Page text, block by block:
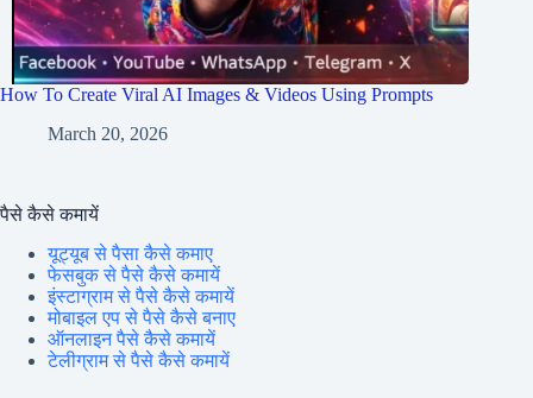
How To Create Viral AI Images & Videos Using Prompts
March 20, 2026
पैसे कैसे कमायें
यूट्यूब से पैसा कैसे कमाए
फेसबुक से पैसे कैसे कमायें
इंस्टाग्राम से पैसे कैसे कमायें
मोबाइल एप से पैसे कैसे बनाए
ऑनलाइन पैसे कैसे कमायें
टेलीग्राम से पैसे कैसे कमायें